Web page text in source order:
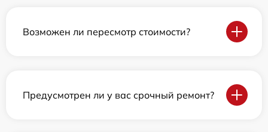
Возможен ли пересмотр стоимости?
Предусмотрен ли у вас срочный ремонт?